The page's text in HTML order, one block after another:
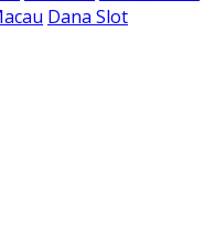
Dana Slot